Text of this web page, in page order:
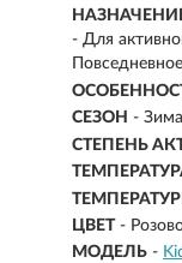
- Для
Повседневное
СЕЗОН - Зима
СТЕПЕНЬ
ЦВЕТ -
МОДЕЛЬ -